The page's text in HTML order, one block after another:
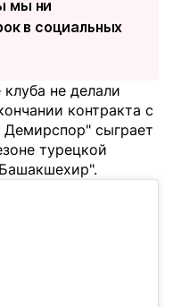
мы ни
в социальных
не делали
контракта с
сыграет
турецкой